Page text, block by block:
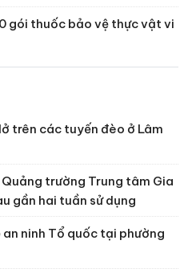
gói thuốc bảo vệ thực vật vi
trên các tuyến đèo ở Lâm
trường Trung tâm Gia
gần hai tuần sử dụng
ninh Tổ quốc tại phường